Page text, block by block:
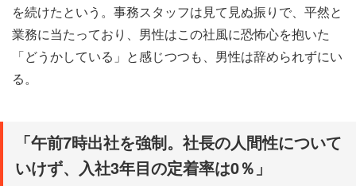
を続けたという。事務スタッフは見て見ぬ振りで、平然と
業務に当たっており、男性はこの社風に恐怖心を抱いた
「どうかしている」と感じつつも、男性は辞められずにい
る。
「午前7時出社を強制。社長の人間性について
いけず、入社3年目の定着率は0％」